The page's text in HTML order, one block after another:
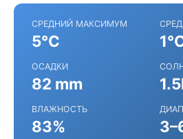
СРЕДНИЙ МАКСИМУМ
5°C
ОСАДКИ
82 mm
ВЛАЖНОСТЬ
83%